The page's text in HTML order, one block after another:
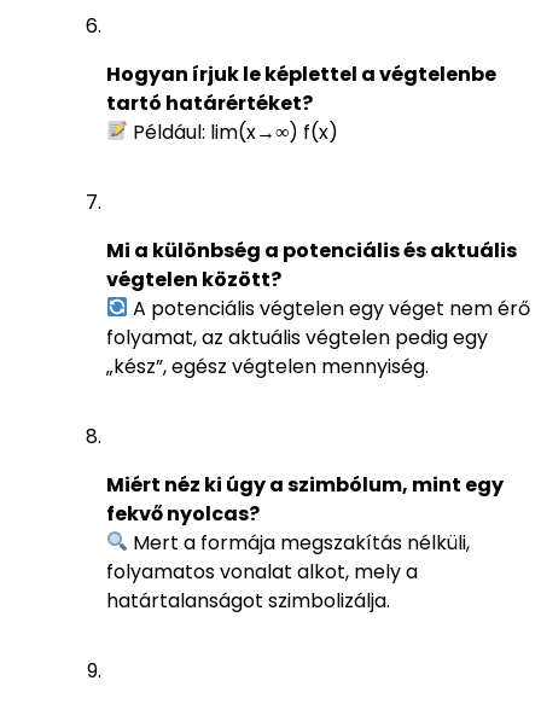
Hogyan írjuk le képlettel a végtelenbe
tartó határértéket?
Például: lim(x→∞) f(x)
Mi a különbség a potenciális és aktuális
végtelen között?
A potenciális végtelen egy véget nem érő
folyamat, az aktuális végtelen pedig egy
„kész”, egész végtelen mennyiség.
Miért néz ki úgy a szimbólum, mint egy
fekvő nyolcas?
Mert a formája megszakítás nélküli,
folyamatos vonalat alkot, mely a
határtalanságot szimbolizálja.